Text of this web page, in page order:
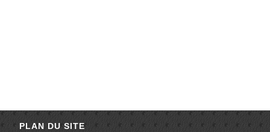
PLAN DU SITE